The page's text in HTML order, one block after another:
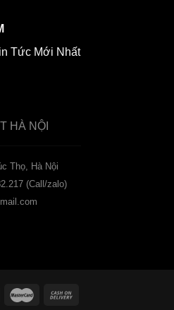
Tức Mới Nhất
HÀ NỘI
Thọ, Hà Nội
(Call/zalo)